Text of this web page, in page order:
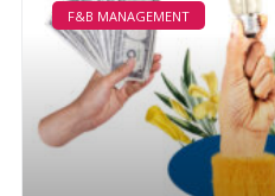
F&B MANAGEMENT